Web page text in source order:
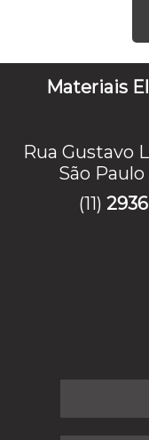
Materiais
Rua Gustavo
São
(11)